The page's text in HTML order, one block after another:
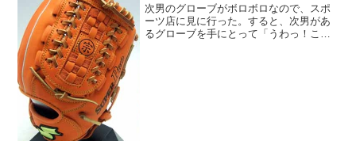
次男のグローブがボロボロなので、スポ
ーツ店に見に行った。すると、次男があ
るグローブを手にとって「うわっ！この